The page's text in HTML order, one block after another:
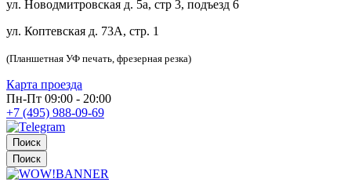
ул. Новодмитровская д. 5а, стр 3, подъезд 6
ул. Коптевская д. 73А, стр. 1
(Планшетная УФ печать, фрезерная резка)
Карта проезда
Пн-Пт 09:00 - 20:00
+7 (495) 988-09-69
Поиск
Поиск